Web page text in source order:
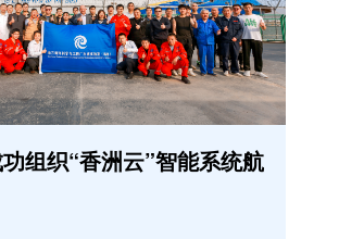
组织“香洲云”智能系统航